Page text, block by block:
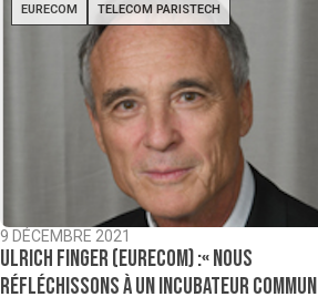
EURECOM TELECOM PARISTECH
9 DÉCEMBRE 2021
Ulrich Finger (Eurecom) :« Nous
réfléchissons à un incubateur commun